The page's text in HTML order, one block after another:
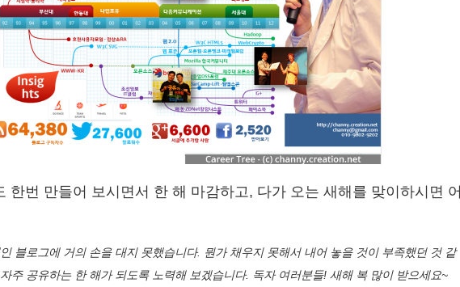
한번 만들어 보시면서 한 해 마감하고, 다가 오는 새해를 맞이하시면 어
블로그에 거의 손을 대지 못했습니다. 뭔가 채우지 못해서 내어 놓을 것이 부족했던 것 같
주 공유하는 한 해가 되도록 노력해 보겠습니다. 독자 여러분들! 새해 복 많이 받으세요~